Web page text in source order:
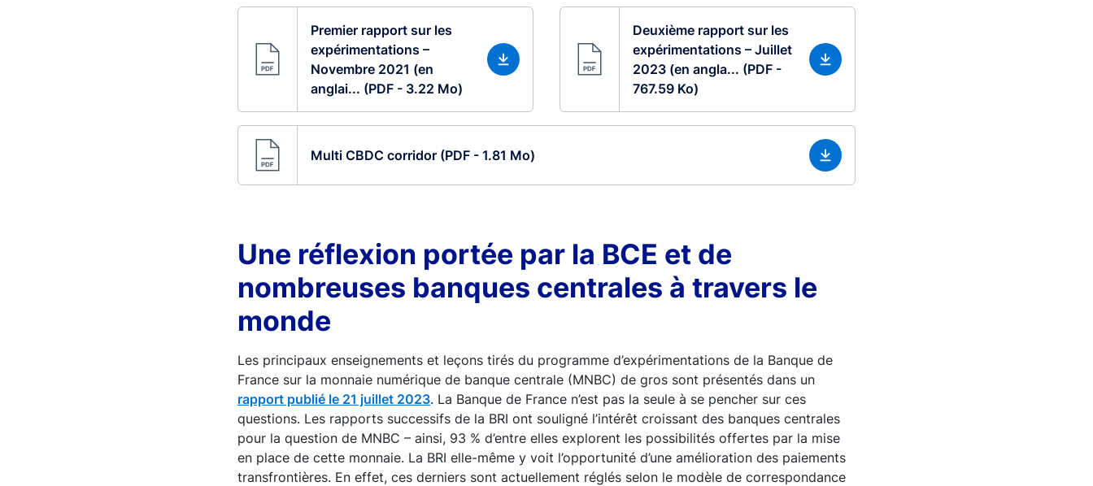
Premier rapport sur les
expérimentations –
Novembre 2021 (en
anglai... (PDF - 3.22 Mo)
Deuxième rapport sur les
expérimentations – Juillet
2023 (en angla... (PDF -
767.59 Ko)
Multi CBDC corridor (PDF - 1.81 Mo)
Une réflexion portée par la BCE et de
nombreuses banques centrales à travers le
monde
Les principaux enseignements et leçons tirés du programme d’expérimentations de la Banque de
France sur la monnaie numérique de banque centrale (MNBC) de gros sont présentés dans un
rapport publié le 21 juillet 2023. La Banque de France n’est pas la seule à se pencher sur ces
questions. Les rapports successifs de la BRI ont souligné l’intérêt croissant des banques centrales
pour la question de MNBC – ainsi, 93 % d’entre elles explorent les possibilités offertes par la mise
en place de cette monnaie. La BRI elle-même y voit l’opportunité d’une amélioration des paiements
transfrontières. En effet, ces derniers sont actuellement réglés selon le modèle de correspondance